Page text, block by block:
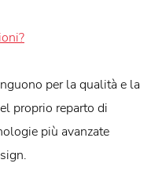
per la qualità e la
proprio reparto di
più avanzate